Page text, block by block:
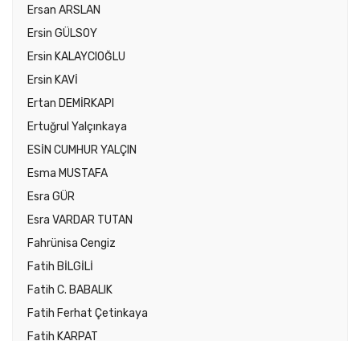
Ersan ARSLAN
Ersin GÜLSOY
Ersin KALAYCIOĞLU
Ersin KAVİ
Ertan DEMİRKAPI
Ertuğrul Yalçınkaya
ESİN CUMHUR YALÇIN
Esma MUSTAFA
Esra GÜR
Esra VARDAR TUTAN
Fahrünisa Cengiz
Fatih BİLGİLİ
Fatih C. BABALIK
Fatih Ferhat Çetinkaya
Fatih KARPAT